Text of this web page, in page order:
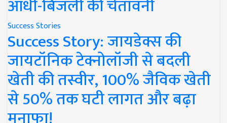
आंधी-बिजली की चेतावनी
Success Stories
Success Story: जायडेक्स की
जायटॉनिक टेक्नोलॉजी से बदली
खेती की तस्वीर, 100% जैविक खेती
से 50% तक घटी लागत और बढ़ा